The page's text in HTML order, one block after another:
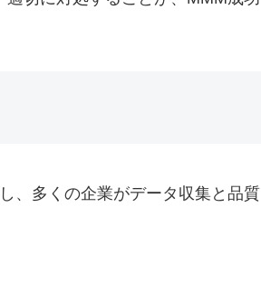
、多くの企業がデータ収集と品質